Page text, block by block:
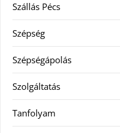
Szállás Pécs
Szépség
Szépségápolás
Szolgáltatás
Tanfolyam